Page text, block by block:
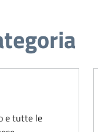
e tutte le